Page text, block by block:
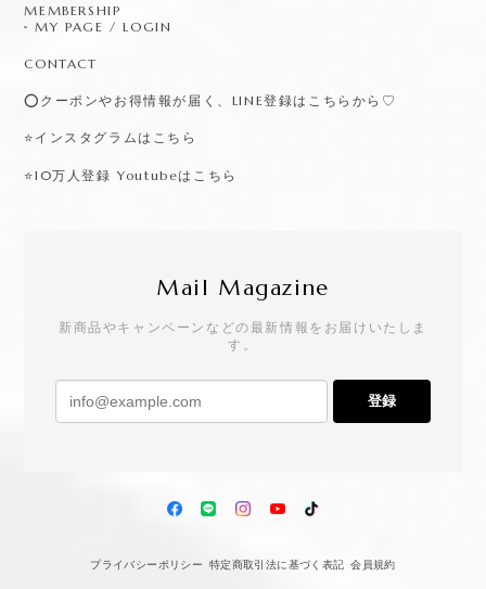
MEMBERSHIP
MY PAGE / LOGIN
CONTACT
⭕️クーポンやお得情報が届く、LINE登録はこちらから♡
⭐️インスタグラムはこちら
⭐️10万人登録 Youtubeはこちら
Mail Magazine
新商品やキャンペーンなどの最新情報をお届けいたしま
す。
登録
プライバシーポリシー 特定商取引法に基づく表記 会員規約